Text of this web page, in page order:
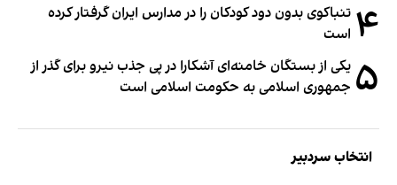
۴ تنباکوی بدون دود کودکان را در مدارس ایران گرفتار کرده
است
۵ یکی از بستگان خامنه‌ای آشکارا در پی جذب نیرو برای گذر از
جمهوری اسلامی به حکومت اسلامی است
انتخاب سردبیر